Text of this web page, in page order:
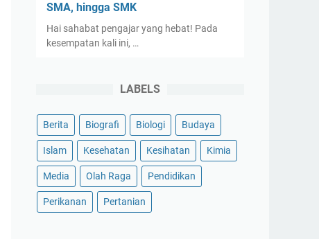
SMA, hingga SMK
Hai sahabat pengajar yang hebat! Pada
kesempatan kali ini, …
LABELS
Berita Biografi Biologi Budaya
Islam Kesehatan Kesihatan Kimia
Media Olah Raga Pendidikan
Perikanan Pertanian